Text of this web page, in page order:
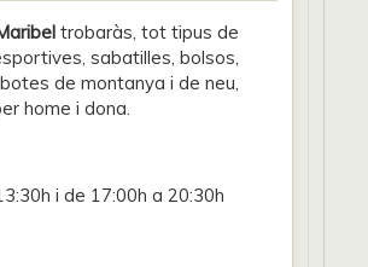
trobaràs, tot tipus de
sabatilles, bolsos,
de montanya i de neu,
home i dona.
i de 17:00h a 20:30h